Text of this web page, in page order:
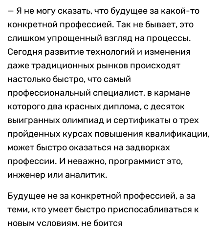
— Я не могу сказать, что будущее за какой-то
конкретной профессией. Так не бывает, это
слишком упрощенный взгляд на процессы.
Сегодня развитие технологий и изменения
даже традиционных рынков происходят
настолько быстро, что самый
профессиональный специалист, в кармане
которого два красных диплома, с десяток
выигранных олимпиад и сертификаты о трех
пройденных курсах повышения квалификации,
может быстро оказаться на задворках
профессии. И неважно, программист это,
инженер или аналитик.
Будущее не за конкретной профессией, а за
теми, кто умеет быстро приспосабливаться к
новым условиям, не боится